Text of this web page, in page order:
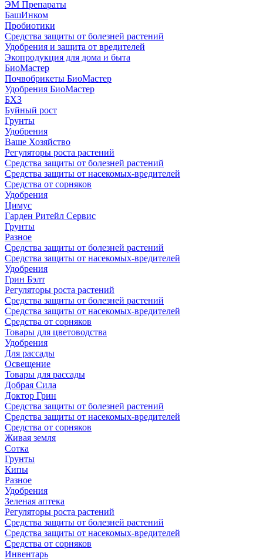
ЭМ Препараты
БашИнком
Пробиотики
Средства защиты от болезней растений
Удобрения и защита от вредителей
Экопродукция для дома и быта
БиоМастер
Почвобрикеты БиоМастер
Удобрения БиоМастер
БХЗ
Буйный рост
Грунты
Удобрения
Ваше Хозяйство
Регуляторы роста растений
Средства защиты от болезней растений
Средства защиты от насекомых-вредителей
Средства от сорняков
Удобрения
Цимус
Гарден Ритейл Сервис
Грунты
Разное
Средства защиты от болезней растений
Средства защиты от насекомых-вредителей
Удобрения
Грин Бэлт
Регуляторы роста растений
Средства защиты от болезней растений
Средства защиты от насекомых-вредителей
Средства от сорняков
Товары для цветоводства
Удобрения
Для рассады
Освещение
Товары для рассады
Добрая Сила
Доктор Грин
Средства защиты от болезней растений
Средства защиты от насекомых-вредителей
Средства от сорняков
Живая земля
Сотка
Грунты
Кипы
Разное
Удобрения
Зеленая аптека
Регуляторы роста растений
Средства защиты от болезней растений
Средства защиты от насекомых-вредителей
Средства от сорняков
Инвентарь